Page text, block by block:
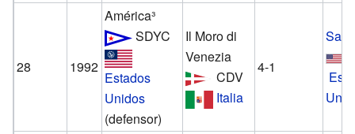
28 1992
América³
SDYC
Estados
Unidos
(defensor)
Il Moro di
Venezia
CDV
Italia
4-1
San